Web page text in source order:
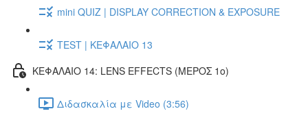
mini QUIZ | DISPLAY CORRECTION & EXPOSURE
TEST | ΚΕΦΑΛΑΙΟ 13
ΚΕΦΑΛΑΙΟ 14: LENS EFFECTS (ΜΕΡΟΣ 1ο)
Διδασκαλία με Video (3:56)